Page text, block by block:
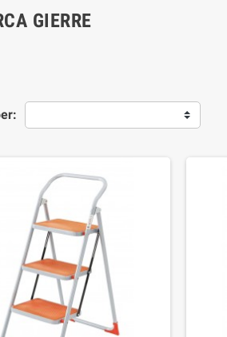
GIERRE